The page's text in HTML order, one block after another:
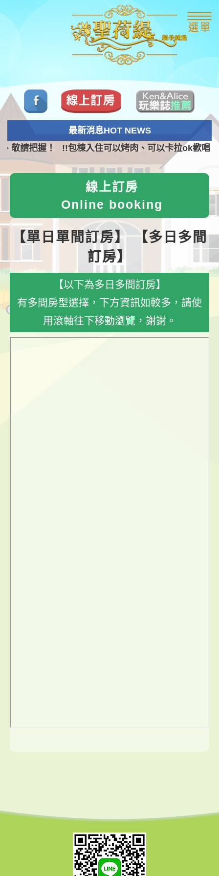
選單
最新消息HOT NEWS
敬請把握！
!!包棟入住可以烤肉、可以卡拉ok歡唱
線上訂房
Online booking
【單日單間訂房】
【多日多間
訂房】
【以下為多日多間訂房】
有多間房型選擇，下方資訊如較多，請使
用滾軸往下移動瀏覽，謝謝。